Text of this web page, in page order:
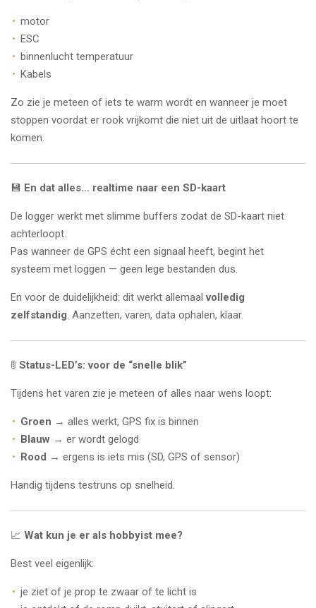
motor
ESC
binnenlucht temperatuur
Kabels
Zo zie je meteen of iets te warm wordt en wanneer je moet
stoppen voordat er rook vrijkomt die niet uit de uitlaat hoort te
komen.
💾 En dat alles… realtime naar een SD-kaart
De logger werkt met slimme buffers zodat de SD-kaart niet
achterloopt.
Pas wanneer de GPS écht een signaal heeft, begint het
systeem met loggen — geen lege bestanden dus.
En voor de duidelijkheid: dit werkt allemaalvolledig
zelfstandig. Aanzetten, varen, data ophalen, klaar.
🚦 Status-LED’s: voor de “snelle blik”
Tijdens het varen zie je meteen of alles naar wens loopt:
Groen → alles werkt, GPS fix is binnen
Blauw → er wordt gelogd
Rood → ergens is iets mis (SD, GPS of sensor)
Handig tijdens testruns op snelheid.
📈 Wat kun je er als hobbyist mee?
Best veel eigenlijk:
je ziet of je prop te zwaar of te licht is